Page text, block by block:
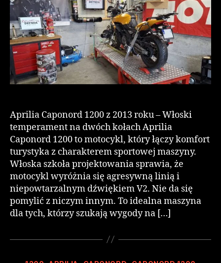
Aprilia Caponord 1200 z 2013 roku – Włoski
temperament na dwóch kołach Aprilia
Caponord 1200 to motocykl, który łączy komfort
turystyka z charakterem sportowej maszyny.
Włoska szkoła projektowania sprawia, że
motocykl wyróżnia się agresywną linią i
niepowtarzalnym dźwiękiem V2. Nie da się
pomylić z niczym innym. To idealna maszyna
dla tych, którzy szukają wygody na […]